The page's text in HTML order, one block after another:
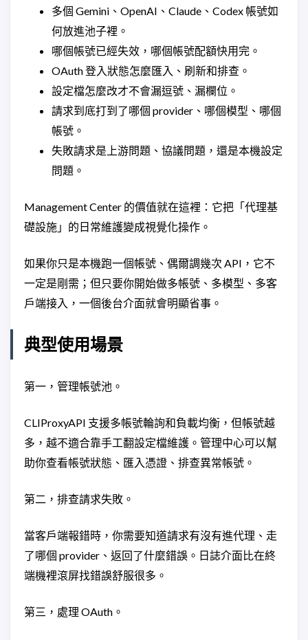
多個 Gemini、OpenAI、Claude、Codex 帳號如
何放進池子裡。
哪個帳號已經失效，哪個帳號配額快用完。
OAuth 登入狀態怎麼匯入、刷新和排查。
設定檔怎麼改才不會漏逗號、漏欄位。
請求到底打到了哪個 provider、哪個模型、哪個
帳號。
失敗請求是上游問題、協議問題，還是本機設定
問題。
Management Center 的價值就在這裡：它把「代理基
礎設施」的日常維護變成視覺化操作。
如果你只是本機跑一個帳號、偶爾調幾次 API，它不
一定是剛需；但只要你開始做多帳號、多模型、多客
戶端接入，一個後台介面就會明顯省事。
典型使用場景
第一，管理帳號池。
CLIProxyAPI 支援多帳號輪詢和負載均衡，但帳號越
多，越不適合靠手工翻設定檔維護。管理中心可以幫
助你查看帳號狀態、匯入憑證、排查異常帳號。
第二，排查請求失敗。
當客戶端報錯時，你需要知道請求有沒有進代理、走
了哪個 provider、返回了什麼錯誤。日誌介面比在終
端機裡滾屏找錯誤舒服很多。
第三，處理 OAuth。